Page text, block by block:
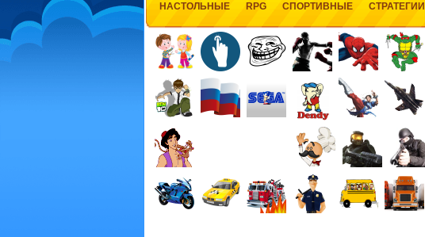
НАСТОЛЬНЫЕ
RPG СПОРТИВНЫЕ СТРАТЕГИИ